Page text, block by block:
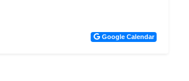
Google Calendar